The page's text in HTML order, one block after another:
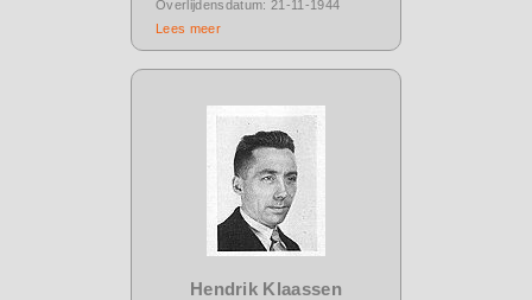
Overlijdensdatum: 21-11-1944
Lees meer
Hendrik Klaassen